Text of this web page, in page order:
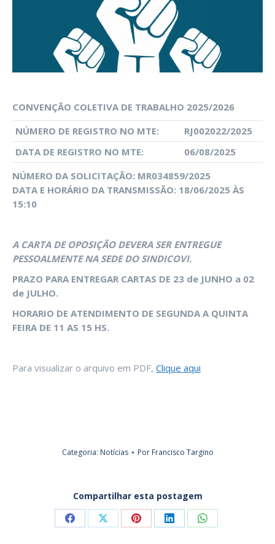
CONVENÇÃO COLETIVA DE TRABALHO 2025/2026
NÚMERO DE REGISTRO NO MTE:
RJ002022/2025
DATA DE REGISTRO NO MTE:
06/08/2025
NÚMERO DA SOLICITAÇÃO: MR034859/2025
DATA E HORÁRIO DA TRANSMISSÃO: 18/06/2025 ÀS
15:10
A CARTA DE OPOSIÇÃO DEVERA SER ENTREGUE
PESSOALMENTE NA SEDE DO SINDICOVI.
PRAZO PARA ENTREGAR CARTAS DE 23 de JUNHO a 02
de JULHO.
HORARIO DE ATENDIMENTO DE SEGUNDA A QUINTA
FEIRA DE 11 AS 15 HS.
Para visualizar o arquivo em PDF, Clique aqui
Categoria: Notícias Por Francisco Targino
Compartilhar esta postagem
Share Share Share Share Share